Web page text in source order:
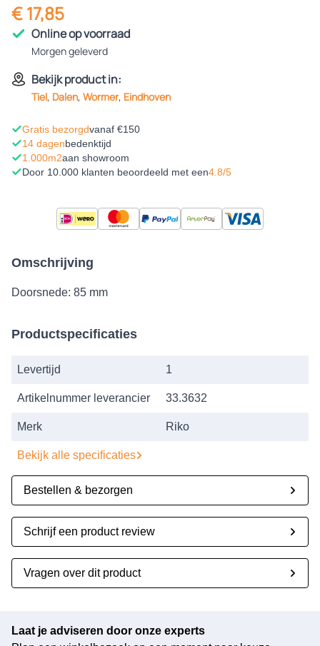
€ 17,85
Online op voorraad
Morgen geleverd
Bekijk product in:
Tiel, Dalen, Wormer, Eindhoven
Gratis bezorgdvanaf €150
14 dagenbedenktijd
1.000m2aan showroom
Door 10.000 klanten beoordeeld met een4.8/5
Omschrijving
Doorsnede: 85 mm
Productspecificaties
Levertijd 1
Artikelnummer leverancier 33.3632
Merk Riko
Bekijk alle specificaties
Bestellen & bezorgen
Schrijf een product review
Vragen over dit product
Laat je adviseren door onze experts